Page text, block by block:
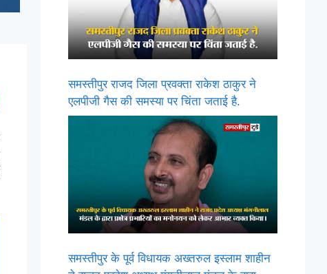
समस्तीपुर राजद जिला प्रवक्ता राकेश ठाकुर ने
एलपीजी गैस की समस्या पर चिंता जताई है.
समस्तीपुर के पूर्व विधायक अख्तरुल इस्लाम शाहीन